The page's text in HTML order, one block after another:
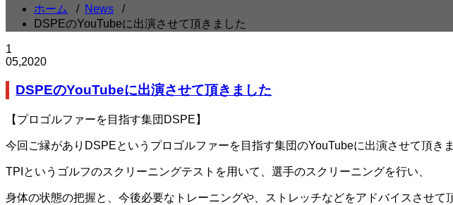
ホーム / News /
DSPEのYouTubeに出演させて頂きました
1
05,2020
DSPEのYouTubeに出演させて頂きました
【プロゴルファーを目指す集団DSPE】
今回ご縁がありDSPEというプロゴルファーを目指す集団のYouTubeに出演させて頂きま
TPIというゴルフのスクリーニングテストを用いて、選手のスクリーニングを行い、
身体の状態の把握と、今後必要なトレーニングや、ストレッチなどをアドバイスさせて